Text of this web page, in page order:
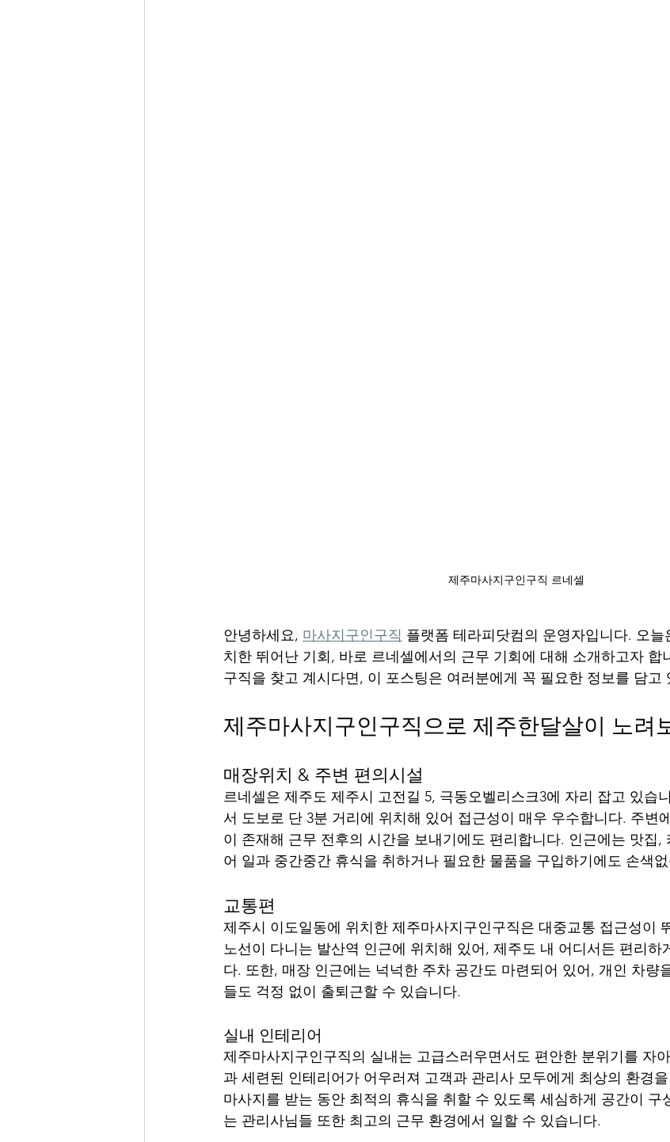
제주마사지구인구직 르네셀
안녕하세요, 마사지구인구직 플랫폼 테라피닷컴의 운영자입니다. 오늘
치한 뛰어난 기회, 바로 르네셀에서의 근무 기회에 대해 소개하고자 합
구직을 찾고 계시다면, 이 포스팅은 여러분에게 꼭 필요한 정보를 담고
제주마사지구인구직으로 제주한달살이 노려
매장위치 & 주변 편의시설
르네셀은 제주도 제주시 고전길 5, 극동오벨리스크3에 자리 잡고 있습
서 도보로 단 3분 거리에 위치해 있어 접근성이 매우 우수합니다. 주변
이 존재해 근무 전후의 시간을 보내기에도 편리합니다. 인근에는 맛집,
어 일과 중간중간 휴식을 취하거나 필요한 물품을 구입하기에도 손색
교통편
제주시 이도일동에 위치한 제주마사지구인구직은 대중교통 접근성이
노선이 다니는 발산역 인근에 위치해 있어, 제주도 내 어디서든 편리하
다. 또한, 매장 인근에는 넉넉한 주차 공간도 마련되어 있어, 개인 차량
들도 걱정 없이 출퇴근할 수 있습니다.
실내 인테리어
제주마사지구인구직의 실내는 고급스러우면서도 편안한 분위기를 자
과 세련된 인테리어가 어우러져 고객과 관리사 모두에게 최상의 환경
마사지를 받는 동안 최적의 휴식을 취할 수 있도록 세심하게 공간이 구
는 관리사님들 또한 최고의 근무 환경에서 일할 수 있습니다.